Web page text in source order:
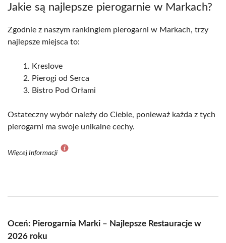
Jakie są najlepsze pierogarnie w Markach?
Zgodnie z naszym rankingiem pierogarni w Markach, trzy
najlepsze miejsca to:
Kreslove
Pierogi od Serca
Bistro Pod Orłami
Ostateczny wybór należy do Ciebie, ponieważ każda z tych
pierogarni ma swoje unikalne cechy.
Więcej Informacji
Oceń: Pierogarnia Marki – Najlepsze Restauracje w
2026 roku